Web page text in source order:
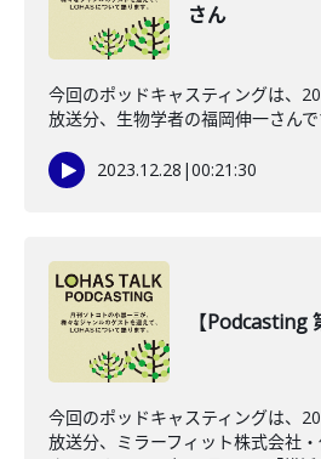
さん
今回のポッドキャスティングは、
放送分、生物学者の福岡伸一さんで
2023.12.28 |00:21:30
【Podcasting
今回のポッドキャスティングは、
放送分、ミラーフィット株式会社